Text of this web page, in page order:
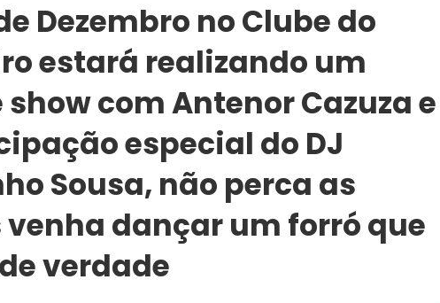
Dezembro no Clube do
estará realizando um
com Antenor Cazuza e
especial do DJ
Sousa, não perca as
venha dançar um forró que
verdade